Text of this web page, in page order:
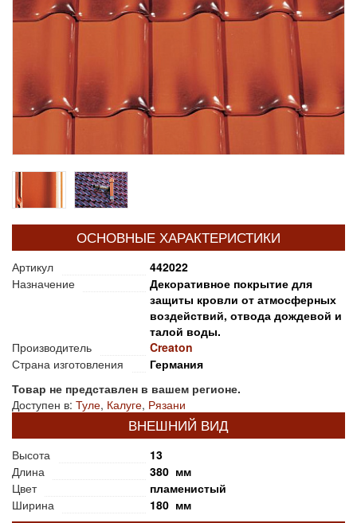
ОСНОВНЫЕ ХАРАКТЕРИСТИКИ
Артикул
442022
Назначение
Декоративное покрытие для
защиты кровли от атмосферных
воздействий, отвода дождевой и
талой воды.
Производитель
Creaton
Страна изготовления
Германия
Товар не представлен в вашем регионе.
Доступен в: Туле, Калуге, Рязани
ВНЕШНИЙ ВИД
Высота
13
Длина
380 мм
Цвет
пламенистый
Ширина
180 мм